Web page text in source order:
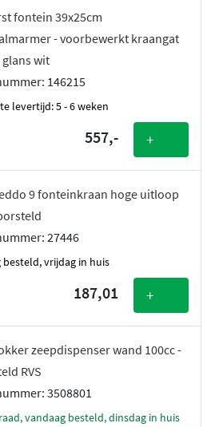
fontein 39x25cm
- voorbewerkt kraangat
wit
146215
levertijd: 5 - 6 weken
557,- +
9 fonteinkraan hoge uitloop
27446
besteld, vrijdag in huis
187,01 +
zeepdispenser wand 100cc -
RVS
3508801
vandaag besteld, dinsdag in huis